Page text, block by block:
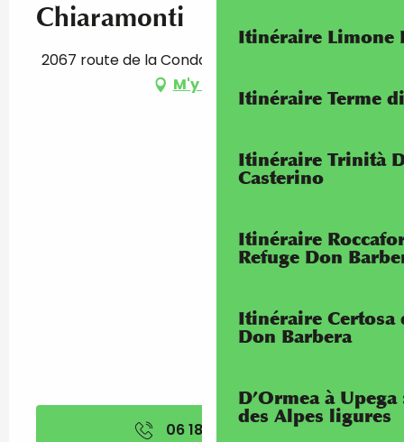
Itinéraire Limone
Itinéraire Terme
Itinéraire Trinità
Casterino
Itinéraire
Refuge Don
Itinéraire Certosa
Don Barbera
D’Ormea à
des Alpes ligures
Chiaramonti
2067 route de la Condamine, 06500 Castellar
M'y rendre
06 18 61 24